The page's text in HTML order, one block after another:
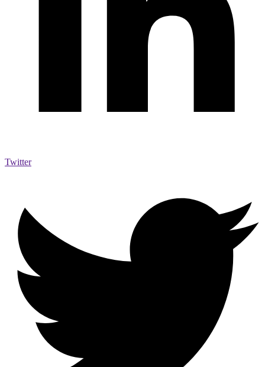
Twitter